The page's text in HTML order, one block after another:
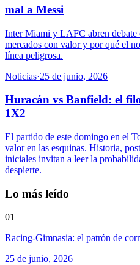
mal a Messi
Inter Miami y LAFC abren
mercados con valor y por qué el
línea peligrosa.
Noticias·25 de junio, 2026
Huracán vs Banfield: el
1X2
El partido de este domingo en el
valor en las esquinas. Historia,
iniciales invitan a leer la
despierte.
Lo más leído
01
Racing-Gimnasia: el patrón de
25 de junio, 2026